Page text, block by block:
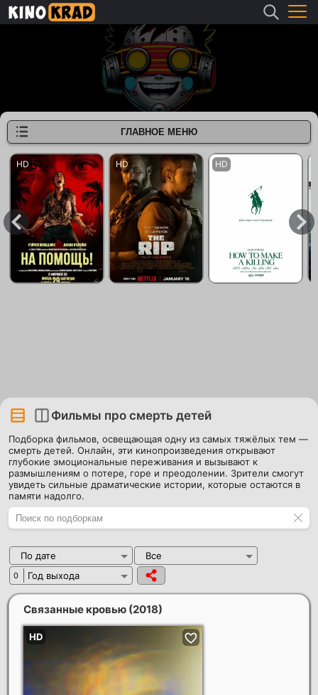
Фильмы про смерть детей
Подборка фильмов, освещающая одну из самых тяжёлых тем —
смерть детей. Онлайн, эти кинопроизведения открывают
глубокие эмоциональные переживания и вызывают к
размышлениям о потере, горе и преодолении. Зрители смогут
увидеть сильные драматические истории, которые остаются в
памяти надолго.
По дате Все
0 Год выхода
Связанные кровью (2018)
ГЛАВНОЕ МЕНЮ